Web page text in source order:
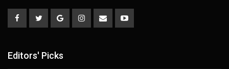
Editors' Picks